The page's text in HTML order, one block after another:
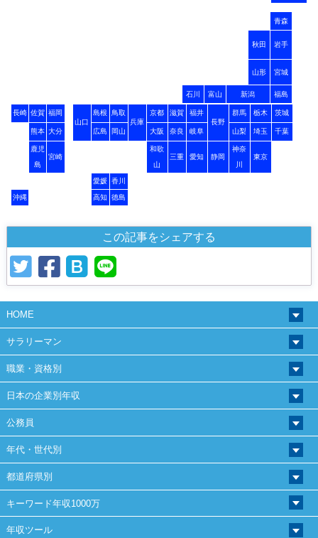
青森
秋田 岩手
山形 宮城
石川 富山 新潟 福島
長崎 佐賀 福岡
山口
島根
鳥取
兵庫
京都 滋賀
福井
長野
群馬 栃木 茨城
熊本 大分 広島 岡山 大阪 奈良 岐阜 山梨 埼玉 千葉
鹿児
島
宮崎
和歌
山
三重 愛知 静岡
神奈
川
東京
愛媛 香川
沖縄 高知 徳島
この記事をシェアする
HOME
サラリーマン
職業・資格別
日本の企業別年収
公務員
年代・世代別
都道府県別
キーワード年収1000万
年収ツール